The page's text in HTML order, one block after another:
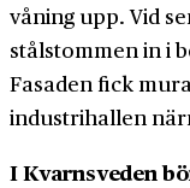
våning upp. Vid
stålstommen in i
Fasaden fick
industrihallen
I Kvarnsveden